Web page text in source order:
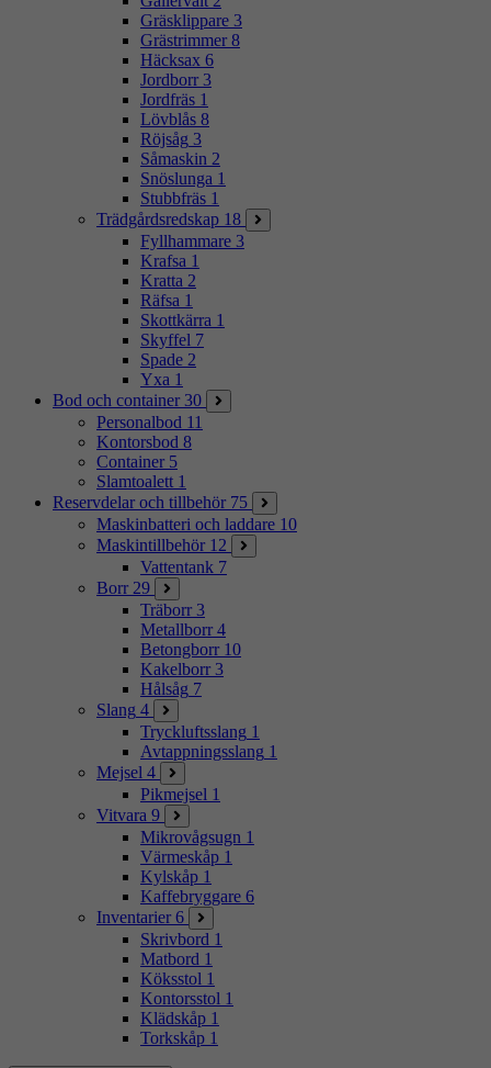
Gräsklippare 3
Grästrimmer 8
Häcksax 6
Jordborr 3
Jordfräs 1
Lövblås 8
Röjsåg 3
Såmaskin 2
Snöslunga 1
Stubbfräs 1
Trädgårdsredskap 18
Fyllhammare 3
Krafsa 1
Kratta 2
Räfsa 1
Skottkärra 1
Skyffel 7
Spade 2
Yxa 1
Bod och container 30
Personalbod 11
Kontorsbod 8
Container 5
Slamtoalett 1
Reservdelar och tillbehör 75
Maskinbatteri och laddare 10
Maskintillbehör 12
Vattentank 7
Borr 29
Träborr 3
Metallborr 4
Betongborr 10
Kakelborr 3
Hålsåg 7
Slang 4
Tryckluftsslang 1
Avtappningsslang 1
Mejsel 4
Pikmejsel 1
Vitvara 9
Mikrovågsugn 1
Värmeskåp 1
Kylskåp 1
Kaffebryggare 6
Inventarier 6
Skrivbord 1
Matbord 1
Köksstol 1
Kontorsstol 1
Klädskåp 1
Torkskåp 1